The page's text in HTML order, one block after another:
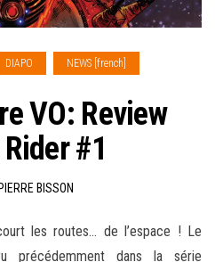
DIAPO NEWS [french]
VO: Review
#1
PIERRE BISSON
les routes… de l’espace ! Le
précédemment dans la série